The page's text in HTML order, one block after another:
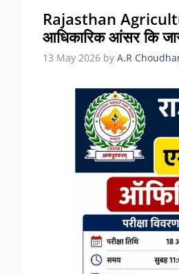
Rajasthan
आधिकारिक आंसर कि
13 May 2026 by A.R